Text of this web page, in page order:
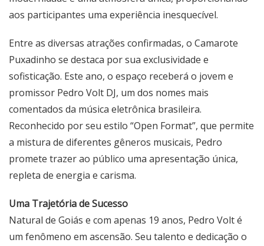
aos participantes uma experiência inesquecível.
Entre as diversas atrações confirmadas, o Camarote
Puxadinho se destaca por sua exclusividade e
sofisticação. Este ano, o espaço receberá o jovem e
promissor Pedro Volt DJ, um dos nomes mais
comentados da música eletrônica brasileira.
Reconhecido por seu estilo “Open Format”, que permite
a mistura de diferentes gêneros musicais, Pedro
promete trazer ao público uma apresentação única,
repleta de energia e carisma.
Uma Trajetória de Sucesso
Natural de Goiás e com apenas 19 anos, Pedro Volté
um fenômeno em ascensão. Seu talento e dedicação o